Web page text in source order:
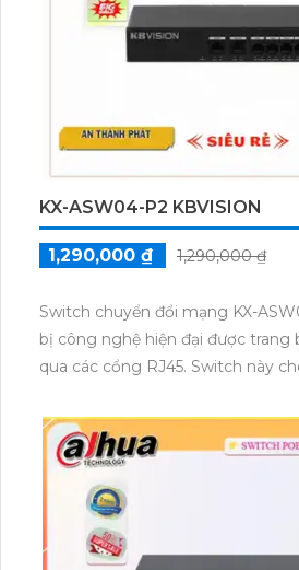
KX-ASW04-P2 KBVISION
1,290,000 ₫ 1,290,000 ₫
Switch chuyển đổi mạng KX-
bị công nghệ hiện đại được trang
qua các cổng RJ45. Switch này
nhau trong hệ thống của bạn.
đa dạng, switch này hỗ trợ tốc độ
và đáng tin cậy. Bên cạnh đó,
hợp chức năng web, giúp bạn dễ
hình thiết bị một cách linh hoạt.
đủ này, switch chuyển đổi mạng